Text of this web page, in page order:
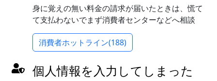
身に覚えの無い料金の請求が届いたときは、慌て
て支払わないでまず消費者センターなどへ相談
消費者ホットライン(188)
個人情報を入力してしまった